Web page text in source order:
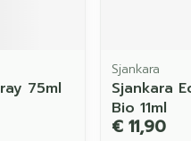
75ml
Sjankara
Sjankara
Bio 11ml
€ 11,90